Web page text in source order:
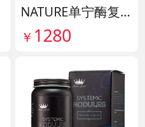
NATURE单宁酶复合片 货号140546
￥ 1280